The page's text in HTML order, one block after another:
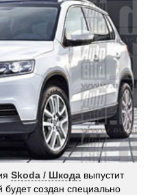
Skoda / Шкода выпустит
создан специально